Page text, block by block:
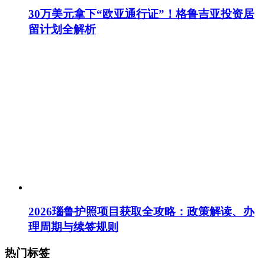
30万美元拿下“欧亚通行证”！格鲁吉亚投资居
留计划全解析
2026瑙鲁护照项目获取全攻略：政策解读、办
理周期与续签规则
热门标签